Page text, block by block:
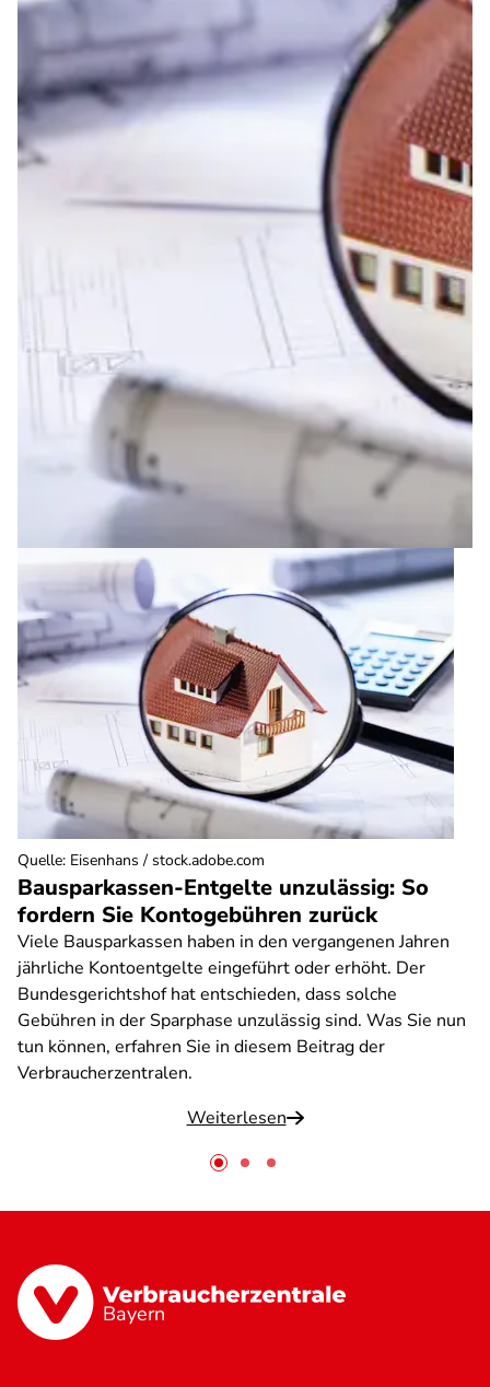
Bausparkassen-Entgelte unzulässig: So
fordern Sie Kontogebühren zurück
Viele Bausparkassen haben in den vergangenen Jahren
jährliche Kontoentgelte eingeführt oder erhöht. Der
Bundesgerichtshof hat entschieden, dass solche
Gebühren in der Sparphase unzulässig sind. Was Sie nun
tun können, erfahren Sie in diesem Beitrag der
Verbraucherzentralen.
Weiterlesen
Quelle: Eisenhans / stock.adobe.com
Bayern